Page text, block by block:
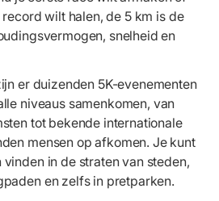
wilt halen, de 5 km is de
snelheid en
er duizenden 5K-evenementen
niveaus samenkomen, van
tot bekende internationale
mensen op afkomen. Je kunt
in de straten van steden,
en zelfs in pretparken.